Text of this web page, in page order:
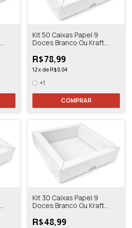
Kit 50 Caixas Papel 9
Doces Branco Ou Kraft
R$78,99
12x de R$8,04
+1
COMPRAR
Kit 30 Caixas Papel 9
Doces Branco Ou Kraft
R$48,99